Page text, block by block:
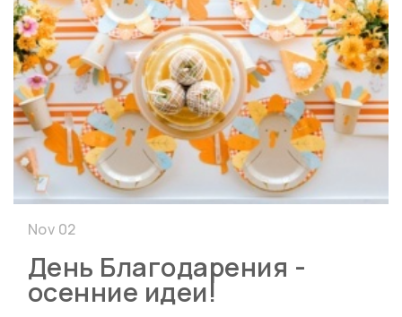
День Благодарения -
осенние идеи!
Nov 02